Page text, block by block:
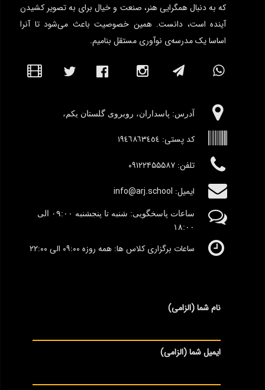
که به دنبال همگرایی هنر، صنعت و خیال برای به تصویر کشیدن
آینده است، دانست. همین خصوصیت باعث می‌شود تا آنرا
اساسا یک مدرسه‌ی نوآوری مستقل بنامیم.
آدرس:‌ پاسداران، روبروی گلستان یکم،
کد پستی: ١٩٤٦٨٦٣٤٥٤
تلفن: ۰۹۱۲۲۴۵۵۵۸۷
ایمیل: info@arj.school
ساعات پاسخگویی: شنبه تا پنجشنبه ٠۹:۰۰ الی
١٨:٠٠
ساعات برگزاری کلاس ها: همه روزه ۰۹:۰۰ الی ۲۲:۰۰
نام شما (الزامی)
ایمیل شما (الزامی)